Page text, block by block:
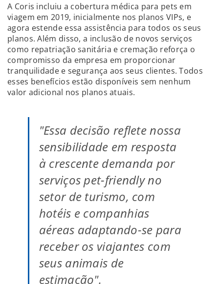
A Coris incluiu a cobertura médica para pets em
viagem em 2019, inicialmente nos planos VIPs, e
agora estende essa assistência para todos os seus
planos. Além disso, a inclusão de novos serviços
como repatriação sanitária e cremação reforça o
compromisso da empresa em proporcionar
tranquilidade e segurança aos seus clientes. Todos
esses benefícios estão disponíveis sem nenhum
valor adicional nos planos atuais.
"Essa decisão reflete nossa
sensibilidade em resposta
à crescente demanda por
serviços pet-friendly no
setor de turismo, com
hotéis e companhias
aéreas adaptando-se para
receber os viajantes com
seus animais de
estimação".